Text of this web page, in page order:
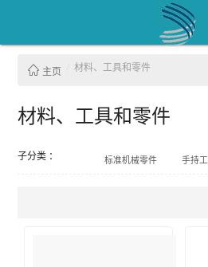
主页 材料、工具和零件
材料、工具和零件
子分类 ： 标准机械零件
手持